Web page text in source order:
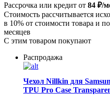
Рассрочка или кредит от 84 ₽/
Стоимость рассчитывается
в 10% от стоимости товара и
месяцев
С этим товаром покупают
Распродажа
Чехол Nillkin для
TPU Pro Сase